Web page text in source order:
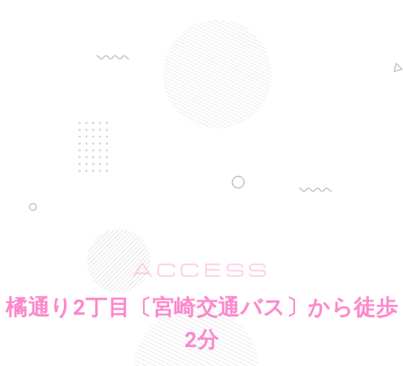
ACCESS
橘通り2丁目〔宮崎交通バス〕から徒歩
2分